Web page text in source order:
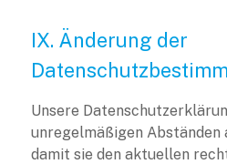
IX. Änderung der
Unsere
unregelmäßigen Abständen
damit sie den aktuellen